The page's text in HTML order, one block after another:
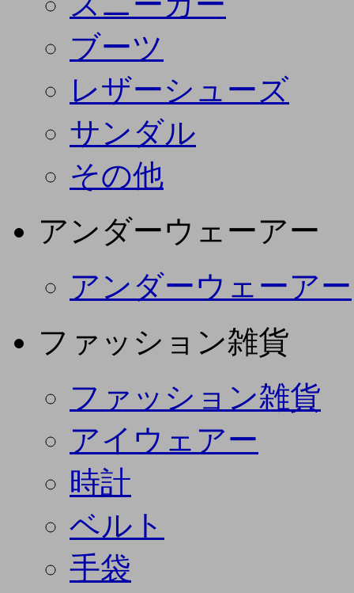
ブーツ
レザーシューズ
サンダル
その他
アンダーウェーアー
アンダーウェーアー
ファッション雑貨
ファッション雑貨
アイウェアー
時計
ベルト
手袋